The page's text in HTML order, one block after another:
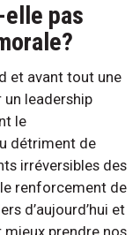
elle pas
et avant tout une
un leadership
le
détriment de
irréversibles des
renforcement de
d’aujourd’hui et